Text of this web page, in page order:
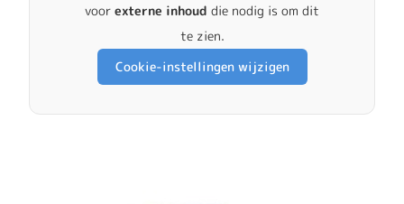
voor externe inhoud die nodig is om dit
te zien.
Cookie-instellingen wijzigen